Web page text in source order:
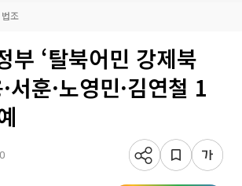
법조
부 ‘탈북어민 강제북
서훈·노영민·김연철 1